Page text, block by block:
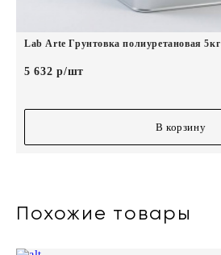
Lab Arte Грунтовка полиуретановая 5кг
5 632 р/шт
В корзину
Похожие товары